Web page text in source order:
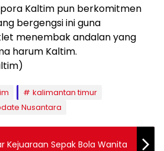
Kaltim pun berkomitmen
bergengsi ini guna
menembak andalan yang
harum Kaltim.
kalimantan timur
Nusantara
Kejuaraan Sepak Bola Wanita